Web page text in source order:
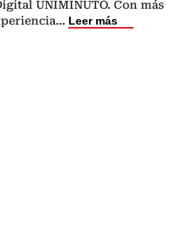
UNIMINUTO. Con más
... Leer más